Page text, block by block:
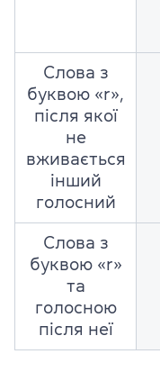
Слова з
буквою «r»,
після якої
не
вживається
інший
голосний
Слова з
буквою «r»
та
голосною
після неї